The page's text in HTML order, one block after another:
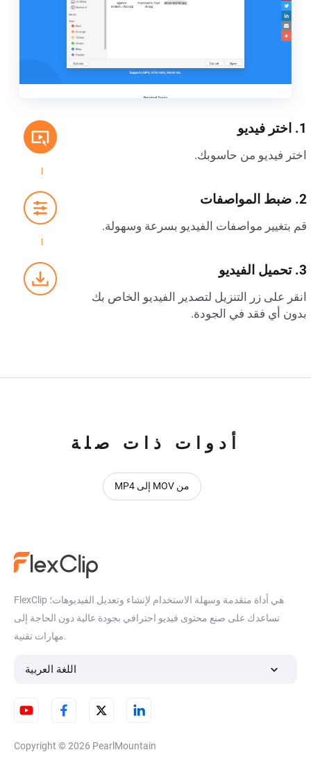
1. اختر فيديو
اختر فيديو من حاسوبك.
2. ضبط المواصفات
قم بتغيير مواصفات الفيديو بسرعة وسهولة.
3. تحميل الفيديو
انقر على زر التنزيل لتصدير الفيديو الخاص بك
بدون أي فقد في الجودة.
أدوات ذات صلة
من MOV إلى MP4
FlexClip هي أداة متقدمة وسهلة الاستخدام لإنشاء وتعديل الفيديوهات؛
تساعدك على صنع محتوى فيديو احترافي بجودة عالية دون الحاجة إلى
مهارات تقنية.
اللغة العربية
Copyright © 2026 PearlMountain